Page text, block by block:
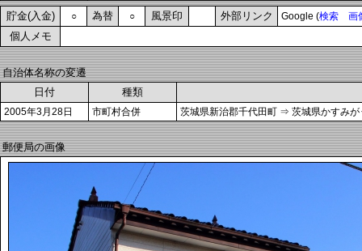
貯金(入金) ○ 為替 ○ 風景印 外部リンク Google (検索 画
個人メモ
自治体名称の変遷
日付
種類
2005年3月28日 市町村合併 茨城県新治郡千代田町 ⇒ 茨城県かすみが
郵便局の画像